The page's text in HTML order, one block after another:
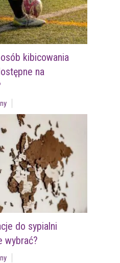
kibicowania
na
do sypialni
wybrać?